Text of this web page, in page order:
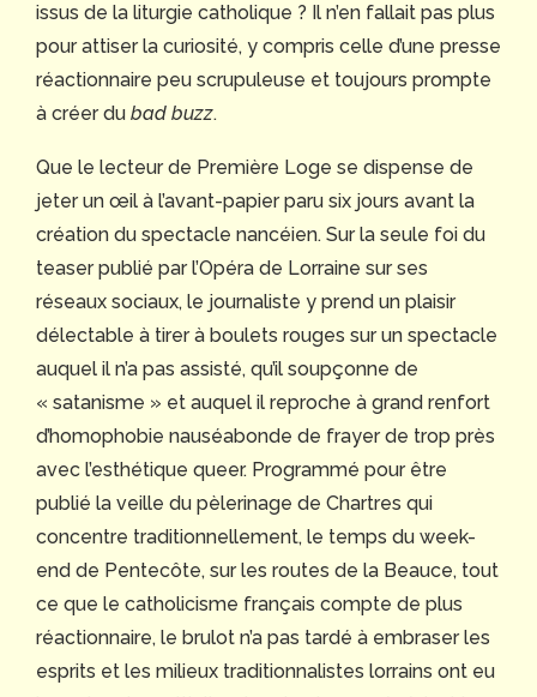
issus de la liturgie catholique ? Il n’en fallait pas plus
pour attiser la curiosité, y compris celle d’une presse
réactionnaire peu scrupuleuse et toujours prompte
à créer du bad buzz.
Que le lecteur de Première Loge se dispense de
jeter un œil à l’avant-papier paru six jours avant la
création du spectacle nancéien. Sur la seule foi du
teaser publié par l’Opéra de Lorraine sur ses
réseaux sociaux, le journaliste y prend un plaisir
délectable à tirer à boulets rouges sur un spectacle
auquel il n’a pas assisté, qu’il soupçonne de
« satanisme » et auquel il reproche à grand renfort
d’homophobie nauséabonde de frayer de trop près
avec l’esthétique queer. Programmé pour être
publié la veille du pèlerinage de Chartres qui
concentre traditionnellement, le temps du week-
end de Pentecôte, sur les routes de la Beauce, tout
ce que le catholicisme français compte de plus
réactionnaire, le brulot n’a pas tardé à embraser les
esprits et les milieux traditionnalistes lorrains ont eu